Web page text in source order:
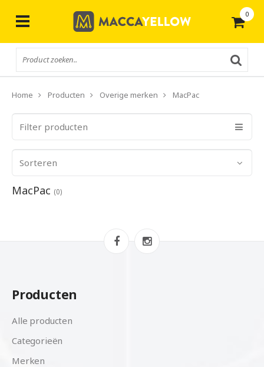
0
Home Producten Overige merken MacPac
Filter producten
Sorteren
MacPac (0)
Producten
Alle producten
Categorieën
Merken